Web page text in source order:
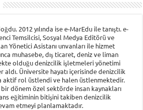
2012 yılında ise e-MarEdu ile tanıştı. e-
Temsilcisi, Sosyal Medya Editörü ve
Yönetici Asistanı unvanları ile hizmet
muhasebe, dış ticaret, deniz ve liman
olduğu denizcilik işletmeleri yönetimi
Üniversite hayatı içerisinde denizcilik
aktif rol üstlendi ve halen üstlenmektedir.
dönem özel sektörde insan kaynakları
eğitiminin bitişini takiben denizcilik
etmeyi planlamaktadır.